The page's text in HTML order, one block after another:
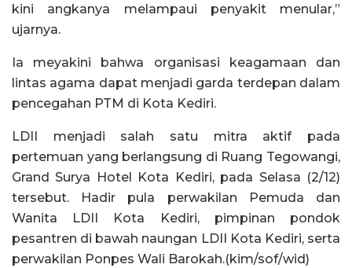
kini angkanya melampaui penyakit menular,”
ujarnya.
Ia meyakini bahwa organisasi keagamaan dan
lintas agama dapat menjadi garda terdepan dalam
pencegahan PTM di Kota Kediri.
LDII menjadi salah satu mitra aktif pada
pertemuan yang berlangsung di Ruang Tegowangi,
Grand Surya Hotel Kota Kediri, pada Selasa (2/12)
tersebut. Hadir pula perwakilan Pemuda dan
Wanita LDII Kota Kediri, pimpinan pondok
pesantren di bawah naungan LDII Kota Kediri, serta
perwakilan Ponpes Wali Barokah.(kim/sof/wid)